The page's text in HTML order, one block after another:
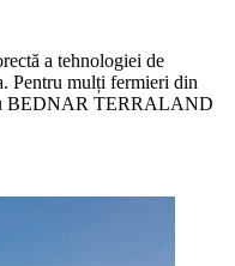
a tehnologiei de
Pentru mulți fermieri din
BEDNAR TERRALAND